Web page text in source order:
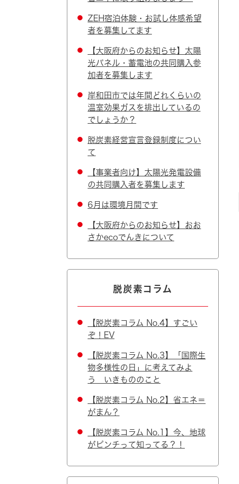
ZEH宿泊体験・お試し体感希望
者を募集してます
【大阪府からのお知らせ】太陽
光パネル・蓄電池の共同購入参
加者を募集します
岸和田市では年間どれくらいの
温室効果ガスを排出しているの
でしょうか？
脱炭素経営宣言登録制度につい
て
【事業者向け】太陽光発電設備
の共同購入者を募集します
6月は環境月間です
【大阪府からのお知らせ】おお
さかecoでんきについて
脱炭素コラム
【脱炭素コラム No.4】すごい
ぞ！EV
【脱炭素コラム No.3】「国際生
物多様性の日」に考えてみよ
う いきもののこと
【脱炭素コラム No.2】省エネ＝
がまん？
【脱炭素コラム No.1】今、地球
がピンチって知ってる？！